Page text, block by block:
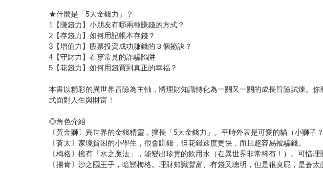
★什麼是「5大金錢力」？
1【賺錢力】小朋友有哪兩種賺錢的方式？
2【存錢力】如何用記帳本存錢？
3【增值力】股票投資成功賺錢的３個祕訣？
4【守財力】看穿常見的詐騙陷阱
5【花錢力】如何用錢買到真正的幸福？
本書以精彩的異世界冒險為主軸，將理財知識轉化為一關又一關的成長冒險試煉。
式面對人生與財富！
◎角色介紹
〔黃金獅〕異世界的金錢精靈，擅長「5大金錢力」。平時外表是可愛的貓（小獅子
〔蒼太〕家境貧困的小學生，很會賺錢，但花錢速度更快，而且超容易被騙錢。
〔梅格〕擁有「水之魔法」，能變出珍貴的飲用水（在異世界非常稀有！）。可惜理
〔揚肯〕沙之國王子，暗戀梅格。理財知識豐富、有錢又聰明，但是很臭屁，是蒼太